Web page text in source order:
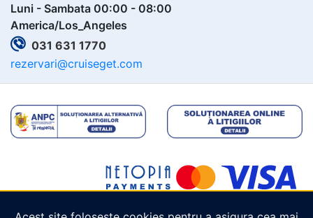
Luni - Sambata 00:00 - 08:00
America/Los_Angeles
031 631 1770
rezervari@cruiseget.com